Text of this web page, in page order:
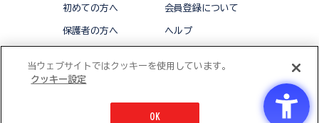
初めての方へ 会員登録について
保護者の方へ ヘルプ
当ウェブサイトではクッキーを使用しています。
クッキー設定
OK